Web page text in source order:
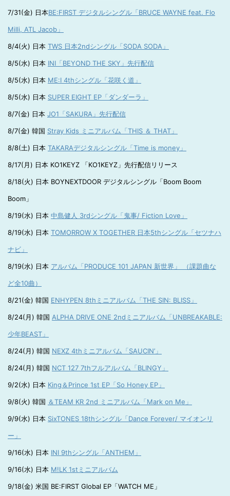
7/31(金) 日本BE:FIRST デジタルシングル「BRUCE WAYNE feat. Flo
Milli, ATL Jacob」
8/4(火) 日本 TWS 日本2ndシングル「SODA SODA」
8/5(水) 日本 INI「BEYOND THE SKY」先行配信
8/5(水) 日本 ME:I 4thシングル「花咲く道」
8/5(水) 日本 SUPER EIGHT EP「ダンダーラ」
8/7(金) 日本 JO1「SAKURA」先行配信
8/7(金) 韓国 Stray Kids ミニアルバム「THIS ＆ THAT」
8/8(土) 日本 TAKARAデジタルシングル「Time is money」
8/17(月) 日本 KO1KEYZ 「KO1KEYZ」先行配信リリース
8/18(火) 日本 BOYNEXTDOOR デジタルシングル「Boom Boom
Boom」
8/19(水) 日本 中島健人 3rdシングル「鬼事/ Fiction Love」
8/19(水) 日本 TOMORROW X TOGETHER 日本5thシングル「セツナハ
ナビ」
8/19(水) 日本 アルバム「PRODUCE 101 JAPAN 新世界」 （課題曲な
ど全10曲）
8/21(金) 韓国 ENHYPEN 8thミニアルバム「THE SIN: BLISS」
8/24(月) 韓国 ALPHA DRIVE ONE 2ndミニアルバム「UNBREAKABLE:
少年BEAST」
8/24(月) 韓国 NEXZ 4thミニアルバム「SAUCIN’」
8/24(月) 韓国 NCT 127 7thフルアルバム「BLINGY」
9/2(水) 日本 King＆Prince 1st EP「So Honey EP」
9/8(火) 韓国 ＆TEAM KR 2nd ミニアルバム「Mark on Me」
9/9(水) 日本 SixTONES 18thシングル「Dance Forever/ マイオンリ
ー」
9/16(水) 日本 INI 9thシングル「ANTHEM」
9/16(水) 日本 M!LK 1stミニアルバム
9/18(金) 米国 BE:FIRST Global EP「WATCH ME」